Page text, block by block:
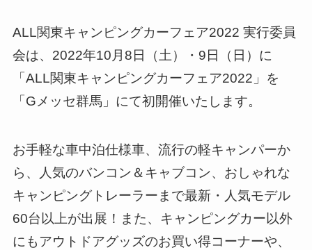
ALL関東キャンピングカーフェア2022 実行委員
会は、2022年10月8日（土）・9日（日）に
「ALL関東キャンピングカーフェア2022」を
「Gメッセ群馬」にて初開催いたします。
お手軽な車中泊仕様車、流行の軽キャンパーか
ら、人気のバンコン＆キャブコン、おしゃれな
キャンピングトレーラーまで最新・人気モデル
60台以上が出展！また、キャンピングカー以外
にもアウトドアグッズのお買い得コーナーや、